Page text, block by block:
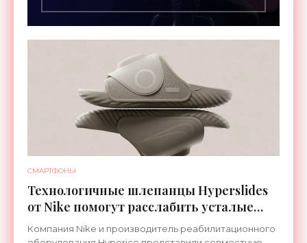
СМАРТФОНЫ
Технологичные шлепанцы Hyperslides
от Nike помогут расслабить усталые
ноги после тренировки - «Гаджеты»
Компания Nike и производитель реабилитационного